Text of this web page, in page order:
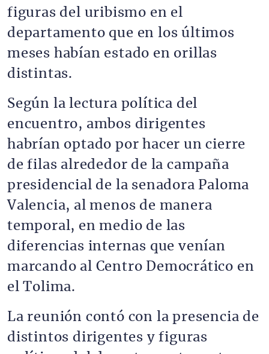
figuras del uribismo en el
departamento que en los últimos
meses habían estado en orillas
distintas.
Según la lectura política del
encuentro, ambos dirigentes
habrían optado por hacer un cierre
de filas alrededor de la campaña
presidencial de la senadora Paloma
Valencia, al menos de manera
temporal, en medio de las
diferencias internas que venían
marcando al Centro Democrático en
el Tolima.
La reunión contó con la presencia de
distintos dirigentes y figuras